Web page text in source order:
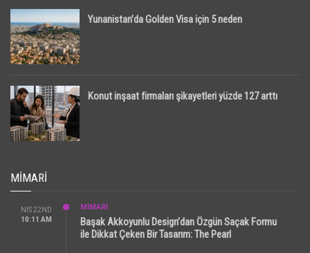
Yunanistan’da Golden Visa için 5 neden
Konut inşaat firmaları şikayetleri yüzde 127 arttı
MIMARI
NIS 22ND
10:11 AM
MİMARİ
Başak Akkoyunlu Design’dan Özgün Saçak Formu
ile Dikkat Çeken Bir Tasarım: The Pearl